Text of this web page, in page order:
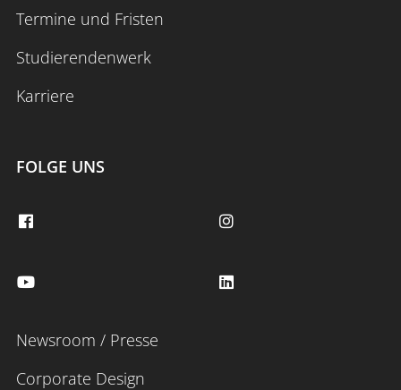
Termine und Fristen
Studierendenwerk
Karriere
FOLGE UNS
Newsroom / Presse
Corporate Design